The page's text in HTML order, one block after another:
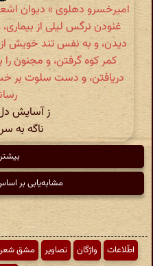
غنودن نرگس لیلی از
دیدن، و به نفس تند خویش
کمر کوه گرفتن، و مجنون
دریافتن، و دست سلوت بر
ز آسایش
ناگه به
بیشتر
مشابه‌یابی بر
اطّلاعات واژگان تصاویر مشق شعر